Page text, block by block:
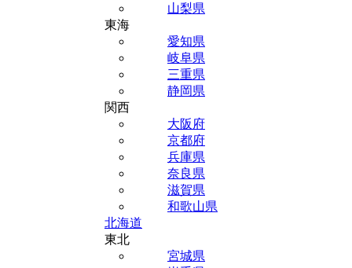
山梨県
東海
愛知県
岐阜県
三重県
静岡県
関西
大阪府
京都府
兵庫県
奈良県
滋賀県
和歌山県
北海道
東北
宮城県